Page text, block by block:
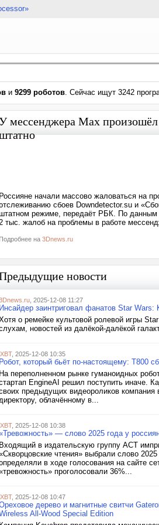
и 9299 роботов. Сейчас ищут 3242
мессенджера Max произошёл
Россияне начали массово жаловаться на
сбоев Downdetector.su и
режиме, передаёт РБК. По данным
тыс. жалоб на проблемы в работе
Подробнее на 3Dnews.ru
новости
, 2025-12-08 11:27
Инсайдер заинтриговал фанатов Star
о ремейке культовой ролевой игры
новостей из далёкой-далёкой
, 2025-12-08 10:35
Робот, который бьёт по-настоящему: T800
На переполненном рынке гуманоидных
EngineAI решил поступить иначе.
предыдущих видеороликов
облачённому в...
, 2025-12-08 10:38
— слово 2025 года у
Входящий в издательскую группу ACT
чтения» выбрали слово
в ходе голосования на сайте
проголосовали 36%...
, 2025-12-08 10:47
дерево и магнитные свитчи
All-Wood Special Edition